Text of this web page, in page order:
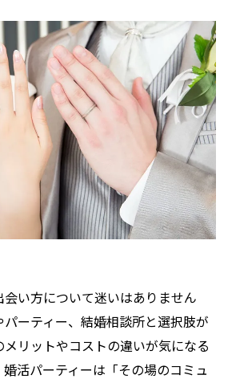
い方について迷いはありません
ーティー、結婚相談所と選択肢が
リットやコストの違いが気になる
活パーティーは「その場のコミュ